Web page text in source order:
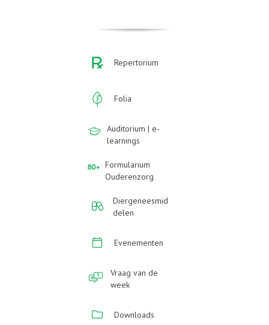
Repertorium
Folia
Auditorium | e-
learnings
Formularium
Ouderenzorg
Diergeneesmid
delen
Evenementen
Vraag van de
week
Downloads